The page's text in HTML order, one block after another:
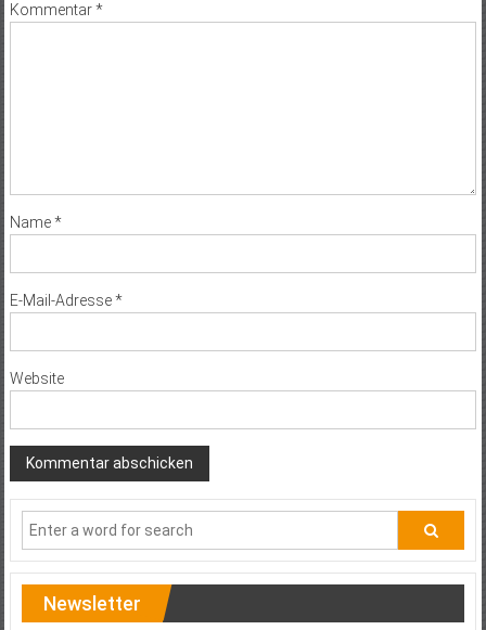
Kommentar*
Name*
E-Mail-Adresse*
Website
Newsletter